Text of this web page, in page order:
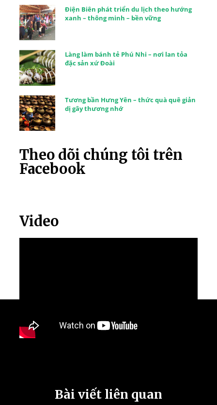
Điện Biên phát triển du lịch theo hướng
xanh – thông minh – bền vững
Làng làm bánh tẻ Phú Nhi – nơi lan tỏa
đặc sản xứ Đoài
Tương bần Hưng Yên – thức quà quê giản
dị gây thương nhớ
Theo dõi chúng tôi trên
Facebook
Video
Bài viết liên quan